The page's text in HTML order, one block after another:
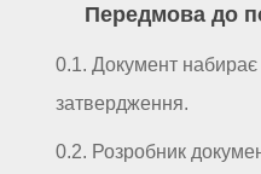
Передмова до
0.1. Документ набирає
затвердження.
0.2. Розробник